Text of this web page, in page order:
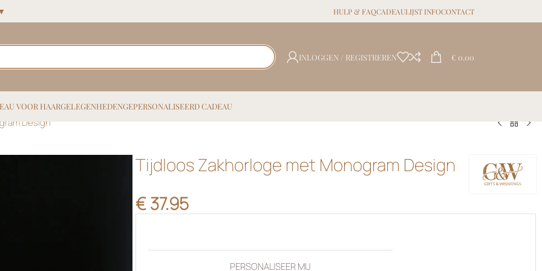
HULP & FAQCADEAULIJST INFOCONTACT
INLOGGEN / REGISTREREN € 0.00
VOOR HAARGELEGENHEDENGEPERSONALISEERD CADEAU
Design
Tijdloos Zakhorloge met Monogram Design
€37.95
PERSONALISEER MIJ